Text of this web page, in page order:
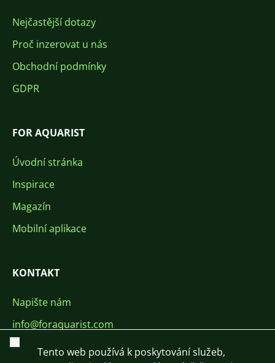
Nejčastější dotazy
Proč inzerovat u nás
Obchodní podmínky
GDPR
FOR AQUARIST
Úvodní stránka
Inspirace
Magazín
Mobilní aplikace
KONTAKT
Napište nám
info@foraquarist.com
+420 603 449 602
Zavřít
Tento web používá k poskytování služeb,